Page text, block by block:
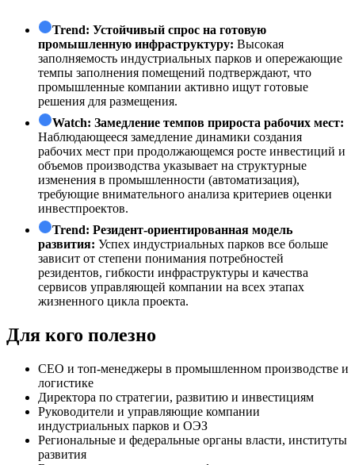
Trend: Устойчивый спрос на готовую
промышленную инфраструктуру: Высокая
заполняемость индустриальных парков и опережающие
темпы заполнения помещений подтверждают, что
промышленные компании активно ищут готовые
решения для размещения.
Watch: Замедление темпов прироста рабочих мест:
Наблюдающееся замедление динамики создания
рабочих мест при продолжающемся росте инвестиций и
объемов производства указывает на структурные
изменения в промышленности (автоматизация),
требующие внимательного анализа критериев оценки
инвестпроектов.
Trend: Резидент-ориентированная модель
развития: Успех индустриальных парков все больше
зависит от степени понимания потребностей
резидентов, гибкости инфраструктуры и качества
сервисов управляющей компании на всех этапах
жизненного цикла проекта.
Для кого полезно
СЕО и топ-менеджеры в промышленном производстве и
логистике
Директора по стратегии, развитию и инвестициям
Руководители и управляющие компании
индустриальных парков и ОЭЗ
Региональные и федеральные органы власти, институты
развития